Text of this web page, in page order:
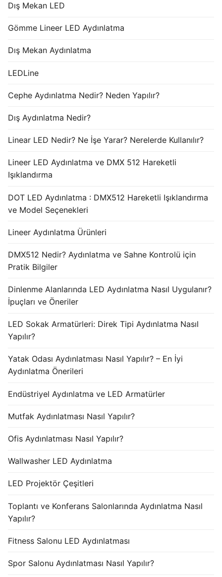
Dış Mekan LED
Gömme Lineer LED Aydınlatma
Dış Mekan Aydınlatma
LEDLine
Cephe Aydınlatma Nedir? Neden Yapılır?
Dış Aydınlatma Nedir?
Linear LED Nedir? Ne İşe Yarar? Nerelerde Kullanılır?
Lineer LED Aydınlatma ve DMX 512 Hareketli
Işıklandırma
DOT LED Aydınlatma : DMX512 Hareketli Işıklandırma
ve Model Seçenekleri
Lineer Aydınlatma Ürünleri
DMX512 Nedir? Aydınlatma ve Sahne Kontrolü için
Pratik Bilgiler
Dinlenme Alanlarında LED Aydınlatma Nasıl Uygulanır?
İpuçları ve Öneriler
LED Sokak Armatürleri: Direk Tipi Aydınlatma Nasıl
Yapılır?
Yatak Odası Aydınlatması Nasıl Yapılır? – En İyi
Aydınlatma Önerileri
Endüstriyel Aydınlatma ve LED Armatürler
Mutfak Aydınlatması Nasıl Yapılır?
Ofis Aydınlatması Nasıl Yapılır?
Wallwasher LED Aydınlatma
LED Projektör Çeşitleri
Toplantı ve Konferans Salonlarında Aydınlatma Nasıl
Yapılır?
Fitness Salonu LED Aydınlatması
Spor Salonu Aydınlatması Nasıl Yapılır?